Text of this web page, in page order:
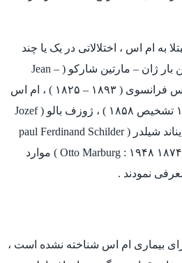
مبتلا به ام اس ، اختلالاتی در یک یا چند
روش EP وجود دارد . نخستین بار ژان – مارتین شاركو ( Jean –
Martin Charcot ) عصب شناس فرانسوی ( ۱۸۹۳ – ۱۸۲۵ ) ، ام اس
را به عنوان یک در سال ۱۸۶۸ تشخیص ۱۸۵۸ ) ، ژوزف بالو ( Jozef
Balo : ۱۹۷۹- ۱۸۹۵ ) پل فردیناند شیلدر ( paul Ferdinand Schilder
۱۸۶-۱۹۴۰ ) و اوتوماربرگ ( Otto Marburg : ۱۹۴۸ ۱۸۷۴ ) موارد
نمودند .
بیماری ام اس شناخته نشده است ،